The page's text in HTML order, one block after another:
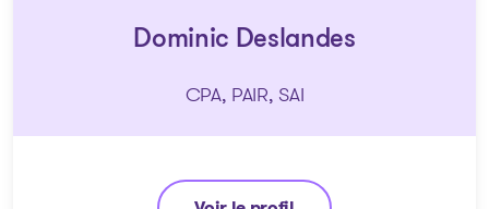
Dominic Deslandes
CPA, PAIR, SAI